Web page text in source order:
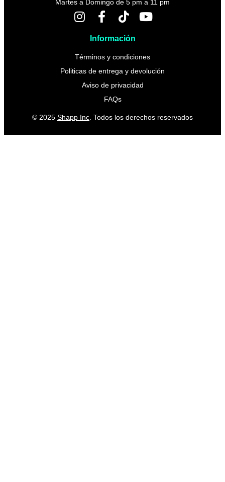
Martes a Domingo de 5 pm a 11 pm
Información
Términos y condiciones
Politicas de entrega y devolución
Aviso de privacidad
FAQs
© 2025 Shapp Inc . Todos los derechos reservados